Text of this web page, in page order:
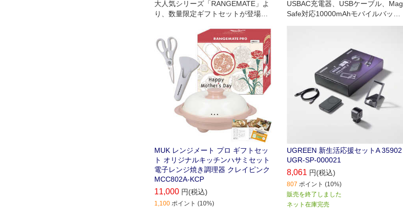
大人気シリーズ「RANGEMATE」よ
り、数量限定ギフトセットが登場。
キッチンハサミをセットにしまし
た。
MUK レンジメート プロ ギフトセッ
ト オリジナルキッチンハサミセット
電子レンジ焼き調理器 クレイピンク
MCC802A-KCP
11,000 円(税込)
1,100 ポイント (10%)
USBAC充電器、USBケーブル、Mag
Safe対応10000mAhモバイルバッテ
リー、スマートフォンスタンドを詰
UGREEN 新生活応援セットA 35902
UGR-SP-000021
8,061 円(税込)
807 ポイント (10%)
販売を終了しました
ネット在庫完売